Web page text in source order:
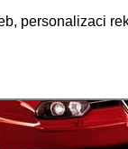
personalizaci
Alfa